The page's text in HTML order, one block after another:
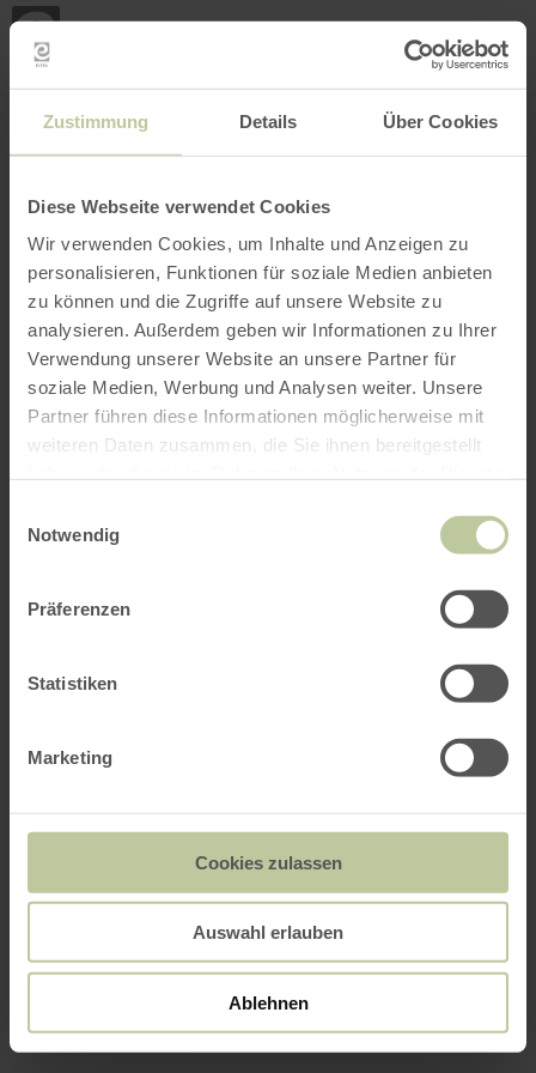
Zustimmung Details Über Cookies
Diese Webseite verwendet Cookies
Wir verwenden Cookies, um Inhalte und Anzeigen zu
personalisieren, Funktionen für soziale Medien anbieten
zu können und die Zugriffe auf unsere Website zu
analysieren. Außerdem geben wir Informationen zu Ihrer
Verwendung unserer Website an unsere Partner für
soziale Medien, Werbung und Analysen weiter. Unsere
Partner führen diese Informationen möglicherweise mit
weiteren Daten zusammen, die Sie ihnen bereitgestellt
Notwendig
Präferenzen
Statistiken
Marketing
Cookies zulassen
Auswahl erlauben
Ablehnen
INTERACTIVE MAP
my
Open filter